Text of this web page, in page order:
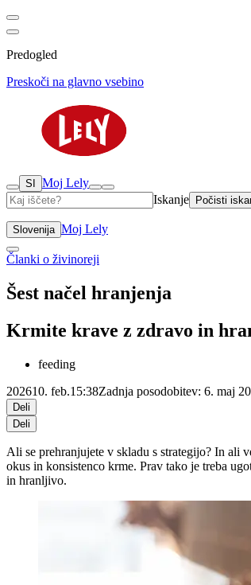
Predogled
Preskoči na glavno vsebino
SI
Moj Lely
Iskanje
Počisti
Slovenija Moj Lely
Članki o živinoreji
Šest načel hranjenja
Krmite krave z zdravo in
feeding
202610. feb.15:38Zadnja posodobitev: 6. maj
Deli
Deli
Ali se prehranjujete v skladu s strategijo? In ali
okus in konsistenco krme. Prav tako je treba
in hranljivo.